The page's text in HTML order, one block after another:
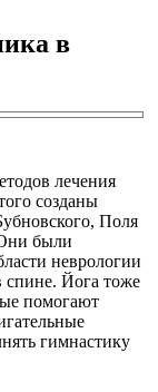
в
лечения
созданы
Поля
были
неврологии
спине. Йога тоже
помогают
гимнастику